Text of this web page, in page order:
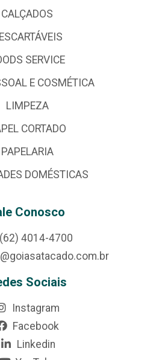
CALÇADOS
SERVICE
E COSMÉTICA
LIMPEZA
CORTADO
PAPELARIA
DOMÉSTICAS
Conosco
(62) 4014-4700
Sociais
Instagram
Facebook
Linkedin